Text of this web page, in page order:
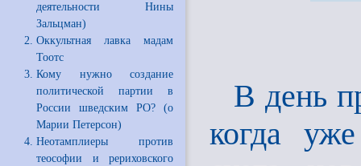
деятельности Нины
Зальцман)
Оккультная лавка мадам
Тоотс
Кому нужно создание
политической партии в
России шведским РО? (о
Марии Петерсон)
Неотамплиеры против
теософии и рериховского
В день
когда